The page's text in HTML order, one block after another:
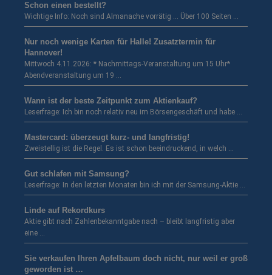
Schon einen bestellt?
Wichtige Info: Noch sind Almanache vorrätig … Über 100 Seiten …
Nur noch wenige Karten für Halle! Zusatztermin für
Hannover!
Mittwoch 4.11.2026: * Nachmittags-Veranstaltung um 15 Uhr*
Abendveranstaltung um 19 …
Wann ist der beste Zeitpunkt zum Aktienkauf?
Leserfrage: Ich bin noch relativ neu im Börsengeschäft und habe …
Mastercard: überzeugt kurz- und langfristig!
Zweistellig ist die Regel. Es ist schon beeindruckend, in welch …
Gut schlafen mit Samsung?
Leserfrage: In den letzten Monaten bin ich mit der Samsung-Aktie …
Linde auf Rekordkurs
Aktie gibt nach Zahlenbekanntgabe nach – bleibt langfristig aber
eine …
Sie verkaufen Ihren Apfelbaum doch nicht, nur weil er groß
geworden ist …